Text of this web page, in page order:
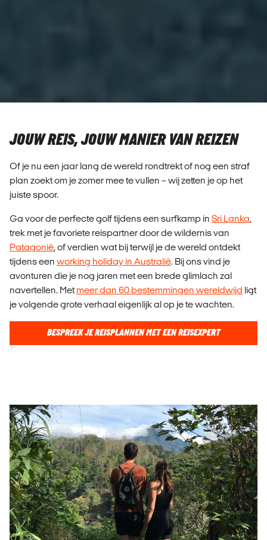
JOUW REIS, JOUW MANIER VAN REIZEN
Of je nu een jaar lang de wereld rondtrekt of nog een straf
plan zoekt om je zomer mee te vullen – wij zetten je op het
juiste spoor.
Ga voor de perfecte golf tijdens een surfkamp in Sri Lanka,
trek met je favoriete reispartner door de wildernis van
Patagonië, of verdien wat bij terwijl je de wereld ontdekt
tijdens een working holiday in Australië. Bij ons vind je
avonturen die je nog jaren met een brede glimlach zal
navertellen. Metmeer dan 60 bestemmingen wereldwijd ligt
je volgende grote verhaal eigenlijk al op je te wachten.
BESPREEK JE REISPLANNEN MET EEN REISEXPERT